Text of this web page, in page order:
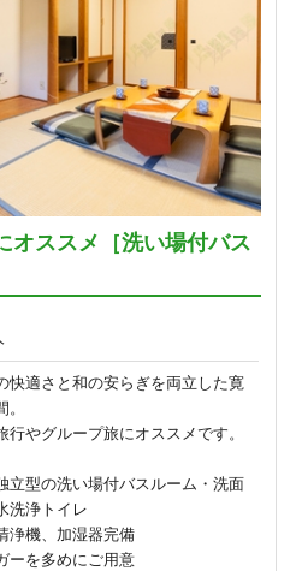
オススメ［洗い場付バス
快適さと和の安らぎを両立した寛
。
行やグループ旅にオススメです。
立型の洗い場付バスルーム・洗面
洗浄トイレ
浄機、加湿器完備
ーを多めにご用意